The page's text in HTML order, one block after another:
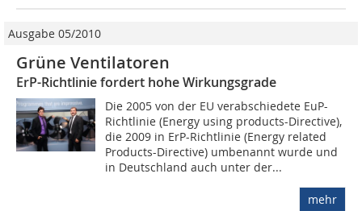
Ausgabe 05/2010
Grüne Ventilatoren
ErP-Richtlinie fordert hohe Wirkungsgrade
Die 2005 von der EU verabschiedete EuP-
Richtlinie (Energy using products-Directive),
die 2009 in ErP-Richtlinie (Energy related
Products-Directive) umbenannt wurde und
in Deutschland auch unter der...
mehr